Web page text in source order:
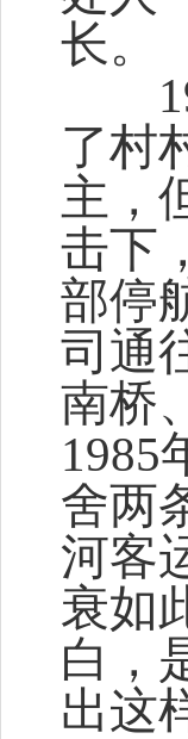
长。
了村
主，
击下
部停
司通
南桥
1985
舍两
河客
衰如
白，
出这